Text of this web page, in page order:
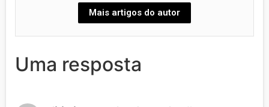
Mais artigos do autor
Uma resposta